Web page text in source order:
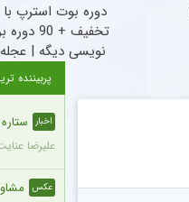
تخفیف + 90
نویسی دیگه |
پربیننده
اخبار
علیرضا
عکس